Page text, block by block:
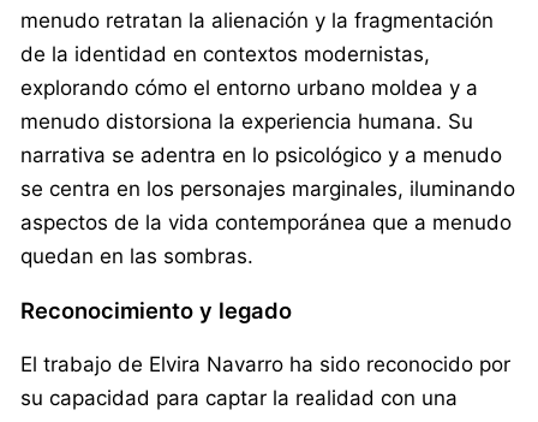
menudo retratan la alienación y la fragmentación
de la identidad en contextos modernistas,
explorando cómo el entorno urbano moldea y a
menudo distorsiona la experiencia humana. Su
narrativa se adentra en lo psicológico y a menudo
se centra en los personajes marginales, iluminando
aspectos de la vida contemporánea que a menudo
quedan en las sombras.
Reconocimiento y legado
El trabajo de Elvira Navarro ha sido reconocido por
su capacidad para captar la realidad con una